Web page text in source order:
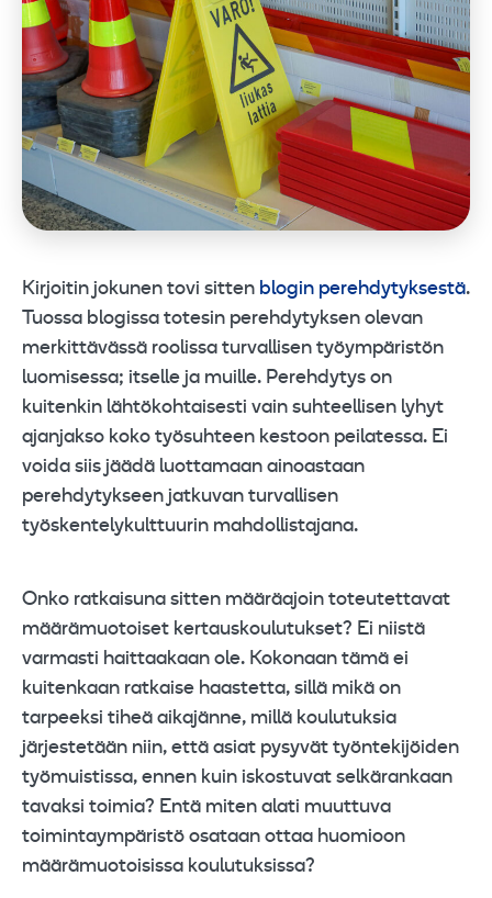
Kirjoitin jokunen tovi sitten blogin perehdytyksestä.
Tuossa blogissa totesin perehdytyksen olevan
merkittävässä roolissa turvallisen työympäristön
luomisessa; itselle ja muille. Perehdytys on
kuitenkin lähtökohtaisesti vain suhteellisen lyhyt
ajanjakso koko työsuhteen kestoon peilatessa. Ei
voida siis jäädä luottamaan ainoastaan
perehdytykseen jatkuvan turvallisen
työskentelykulttuurin mahdollistajana.
Onko ratkaisuna sitten määräajoin toteutettavat
määrämuotoiset kertauskoulutukset? Ei niistä
varmasti haittaakaan ole. Kokonaan tämä ei
kuitenkaan ratkaise haastetta, sillä mikä on
tarpeeksi tiheä aikajänne, millä koulutuksia
järjestetään niin, että asiat pysyvät työntekijöiden
työmuistissa, ennen kuin iskostuvat selkärankaan
tavaksi toimia? Entä miten alati muuttuva
toimintaympäristö osataan ottaa huomioon
määrämuotoisissa koulutuksissa?